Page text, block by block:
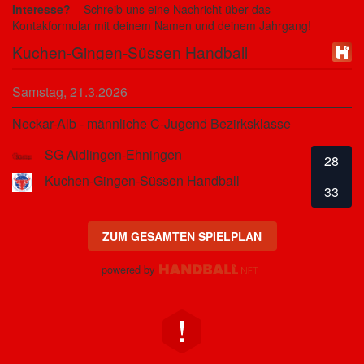
Interesse? – Schreib uns eine Nachricht über das
Kontakformular mit deinem Namen und deinem Jahrgang!
Kuchen-Gingen-Süssen Handball
Samstag, 21.3.2026
Neckar-Alb - männliche C-Jugend Bezirksklasse
SG Aidlingen-Ehningen
Kuchen-Gingen-Süssen Handball
28
33
ZUM GESAMTEN SPIELPLAN
powered by